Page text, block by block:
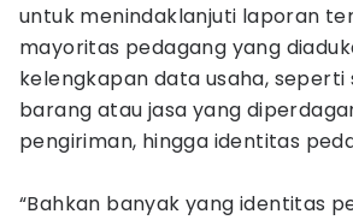
untuk menindaklanjuti laporan
mayoritas pedagang yang
kelengkapan data usaha, seperti
barang atau jasa yang
pengiriman, hingga identitas
“Bahkan banyak yang identitas